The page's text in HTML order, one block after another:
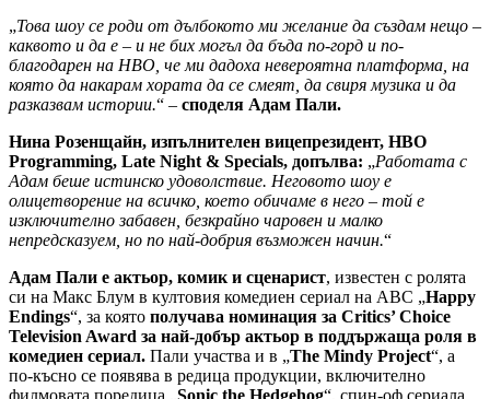
„Това шоу се роди от дълбокото ми желание да създам нещо –
каквото и да е – и не бих могъл да бъда по-горд и по-
благодарен на HBO, че ми дадоха невероятна платформа, на
която да накарам хората да се смеят, да свиря музика и да
разказвам истории.“ – споделя Адам Пали.
Нина Розенщайн, изпълнителен вицепрезидент, HBO
Programming, Late Night & Specials, допълва: „Работата с
Адам беше истинско удоволствие. Неговото шоу е
олицетворение на всичко, което обичаме в него – той е
изключително забавен, безкрайно чаровен и малко
непредсказуем, но по най-добрия възможен начин.“
Адам Пали е актьор, комик и сценарист, известен с ролята
си на Макс Блум в култовия комедиен сериал на ABC „Happy
Endings“, за която получава номинация за Critics’ Choice
Television Award за най-добър актьор в поддържаща роля в
комедиен сериал. Пали участва и в „The Mindy Project“, а
по-късно се появява в редица продукции, включително